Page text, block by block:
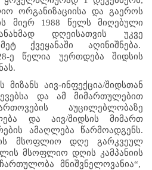
ორგანიზაციისა და გაეროს
მიერ 1988 წელს მიღებული
დღეისათვის უკვე
ქვეყანაში აღინიშნება.
ე წელია უერთდება შიდსის
აივ-ინფექცია/შიდსთან
და ამ მიმართულებით
აუცილებლობაზე
და აივ/შიდსის მიმართ
ამაღლება წარმოადგენს.
მსოფლიო დღე გარკვეულ
მსოფლიო დღის კამპანიის
მნიშვნელოვანია“,